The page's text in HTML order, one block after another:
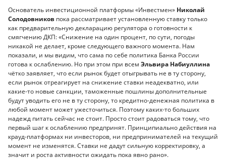
Основатель инвестиционной платформы «Инвестмен» Николай
Солодовников пока рассматривает установленную ставку только
как предварительную декларацию регулятора о готовности к
смягчению ДКП: «Снижение на один процент, по сути, погоды
никакой не делает, кроме следующего важного момента. Нам
показали, и мы видим, что сама по себе политика Банка России
готова к ослаблению. Но при этом при всем Эльвира Набиуллина
чётко заявляет, что если рынок будет отыгрывать не в ту сторону,
если рынок отреагирует на снижение ставки неадекватно, или
какие-то новые санкции, таможенные пошлины дополнительные
будут уводить его не в ту сторону, то кредитно-денежная политика в
любой момент может ужесточиться. Поэтому каких-то больших
надежд питать сейчас не стоит. Просто стоит радоваться тому, что
первый шаг к ослаблению предпринят. Принципиально действия на
крауд-платформах ни инвесторов, ни предпринимателей на текущий
момент не изменятся. Ставки не дадут сильную корректировку, а
значит и роста активности ожидать пока явно рано».